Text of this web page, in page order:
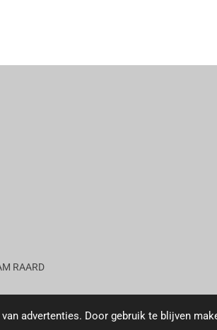
advertenties. Door gebruik te blijven
RAARD